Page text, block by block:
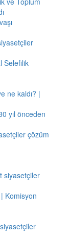
Selefilik
ne kaldı? |
yıl önceden
çözüm
siyasetçiler
Komisyon